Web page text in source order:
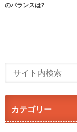
のバランスは?
カテゴリー